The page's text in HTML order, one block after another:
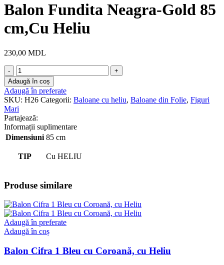
Balon Fundita Neagra-Gold 85
cm,Cu Heliu
230,00 MDL
Cantitate
Balon
Fundita
Neagra-
Gold
85
cm,Cu
Heliu
Adaugă în coș
Adaugă în preferate
SKU: H26 Categorii: Baloane cu heliu, Baloane din Folie, Figuri
Mari
Partajează:
Informații suplimentare
Dimensiuni 85 cm
TIP Cu HELIU
Produse similare
Adaugă în preferate
Adaugă în coș
Balon Cifra 1 Bleu cu Coroană, cu Heliu